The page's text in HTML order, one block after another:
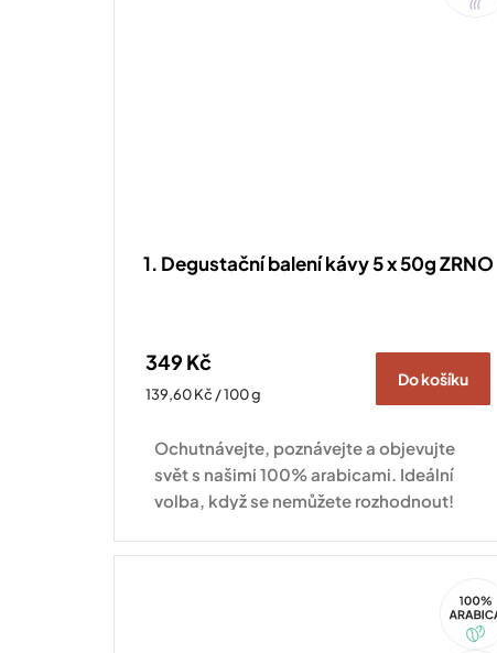
1. Degustační balení kávy 5 x 50g ZRNO
349 Kč
Měrná
139,60 Kč / 100 g
Do košíku
Ochutnávejte, poznávejte a objevujte
svět s našimi 100% arabicami. Ideální
volba, když se nemůžete rozhodnout!
Arabica